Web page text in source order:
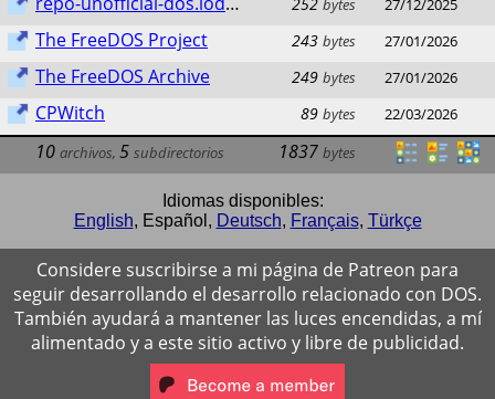
bytes 27/12/2025
The FreeDOS Project 243 bytes 27/01/2026
The FreeDOS Archive 249 bytes 27/01/2026
CPWitch 89 bytes 22/03/2026
10 archivos, 5 subdirectorios 1837 bytes
Idiomas disponibles:
English, Español , Deutsch, Français, Türkçe
Considere suscribirse a mi página de Patreon para
seguir desarrollando el desarrollo relacionado con DOS.
También ayudará a mantener las luces encendidas, a mí
alimentado y a este sitio activo y libre de publicidad.